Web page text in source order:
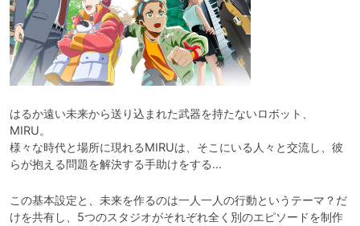
はるか遠い未来から送り込まれた武器を持たないロボット、
MIRU。
様々な時代と場所に現れるMIRUは、そこにいる人々と交流し、彼
らが抱える問題を解決する手助けをする…
この基本設定と、未来を作るのは一人一人の行動というテーマ？だ
けを共有し、5つのスタジオがそれぞれ全く別のエピソードを制作